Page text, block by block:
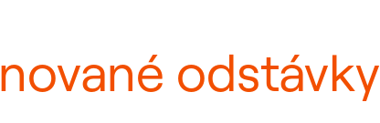
odstávky